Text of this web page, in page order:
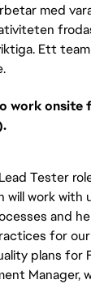
med
Ett
work onsite
Tester
work with
and
for our
plans for
Manager,